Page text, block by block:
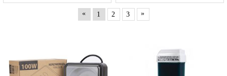
« 1 2 3 »